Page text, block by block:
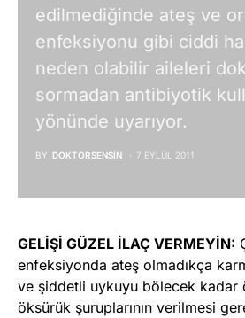
edilmediğinde ateş ve
enfeksiyonu gibi ciddi
neden olabilir aileleri
sormadan antibiyotik
yönünde uyarıyor.
BY DOKTORSENSIN 7 EYLÜL 2011
GELİŞİ GÜZEL İLAÇ VERMEYİN:
enfeksiyonda ateş olmadıkça
ve şiddetli uykuyu bölecek kadar
öksürük şuruplarının verilmesi